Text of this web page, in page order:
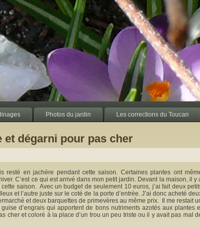
Photos du jardin Les corrections du Toucan
dégarni pour pas cher
resté en jachère pendant cette saison. Certaines plantes ont
C’est ce qui est arrivé dans mon petit jardin. Devant la maison, il y
saison. Avec un budget de seulement 10 euros, j’ai fait deux
et l’autre juste sur le coté de la porte d’entrée. J’ai donc acheté
et deux barquettes de primevères au même prix. Il me restait
d’engrais qui apportent de bons nutriments azotés aux plantes
cher et coloré à la place d’un trou un peu triste ou il y avait pas mal